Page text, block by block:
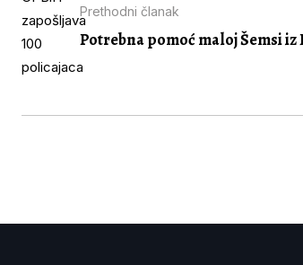
Prethodni članak
Potrebna pomoć maloj Šemsi iz